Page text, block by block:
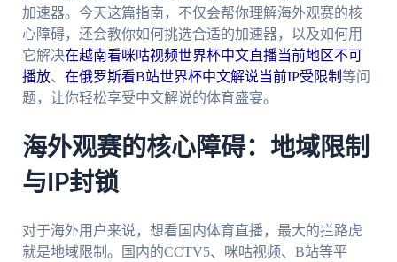
加速器。今天这篇指南，不仅会帮你理解海外观赛的核
心障碍，还会教你如何挑选合适的加速器，以及如何用
它解决在越南看咪咕视频世界杯中文直播当前地区不可
播放、 在俄罗斯看B站世界杯中文解说当前IP受限制 等问
题，让你轻松享受中文解说的体育盛宴。
海外观赛的核心障碍：地域限制
与IP封锁
对于海外用户来说，想看国内体育直播，最大的拦路虎
就是地域限制。国内的CCTV5、咪咕视频、B站等平